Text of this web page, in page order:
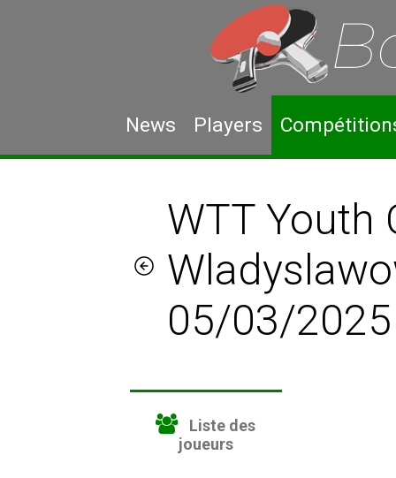
News Players
WTT Youth
05/03/2025
Liste des
joueurs